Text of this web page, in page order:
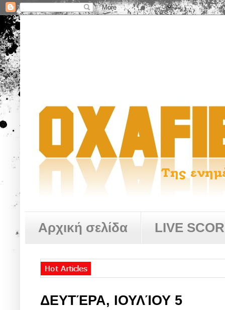
Αρχική σελίδα LIVE
ΔΕΥΤΈΡΑ, ΙΟΥΛΊΟΥ 5